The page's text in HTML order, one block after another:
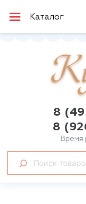
Каталог
8
8
Время